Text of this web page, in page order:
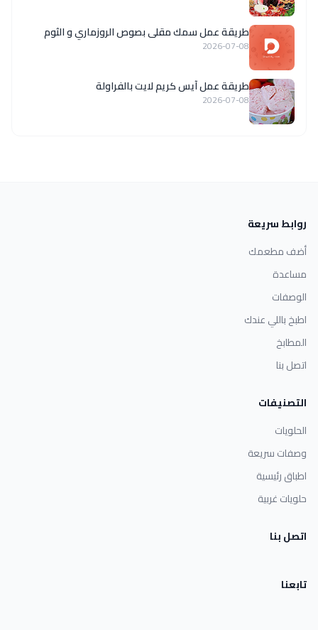
طريقة عمل سمك مقلى بصوص الروزماري و الثوم
2026-07-08
طريقة عمل آيس كريم لايت بالفراولة
2026-07-08
روابط سريعة
أضف مطعمك
مساعدة
الوصفات
اطبخ باللي عندك
المطابخ
اتصل بنا
التصنيفات
الحلويات
وصفات سريعة
اطباق رئيسية
حلويات غربية
اتصل بنا
تابعنا